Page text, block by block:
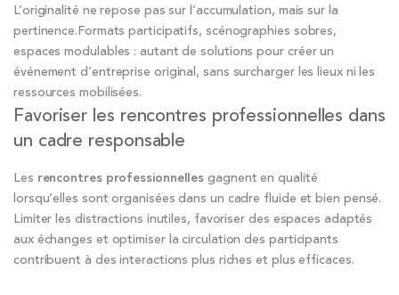
L’originalité ne repose pas sur l’accumulation, mais sur la
pertinence.Formats participatifs, scénographies sobres,
espaces modulables : autant de solutions pour créer un
événement d’entreprise original, sans surcharger les lieux ni les
ressources mobilisées.
Favoriser les rencontres professionnelles dans
un cadre responsable
Les rencontres professionnellesgagnent en qualité
lorsqu’elles sont organisées dans un cadre fluide et bien pensé.
Limiter les distractions inutiles, favoriser des espaces adaptés
aux échanges et optimiser la circulation des participants
contribuent à des interactions plus riches et plus efficaces.